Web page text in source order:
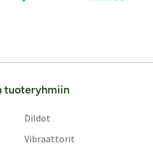
tuoteryhmiin
Dildot
Vibraattorit